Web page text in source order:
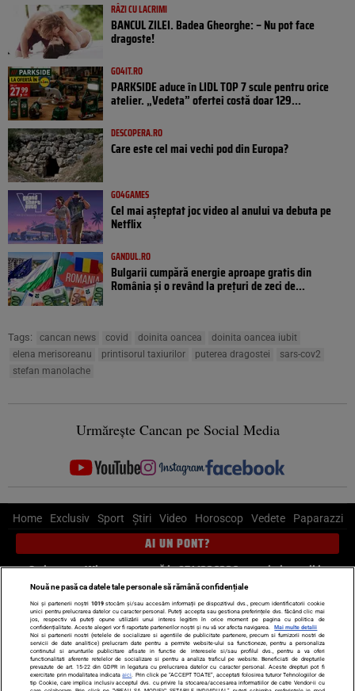
RÂZI CU LACRIMI
BANCUL ZILEI. Badea Gheorghe: – Nu pot face
dragoste!
GO4IT.RO
PARKSIDE aduce în LIDL TOP 7 scule pentru orice
atelier. „Vedeta” ofertei costă doar 129...
DESCOPERA.RO
Care este cel mai vechi pod din Europa?
GO4GAMES
Cel mai așteptat joc video al anului va debuta pe
Netflix
GANDUL.RO
Bulgarii cumpără energie aproape gratis din
România și o revând la prețuri de zeci de...
Tags: cancan news covid doinita oancea
doinita oancea iubit
elena merisoreanu
printisorul taxiurilor puterea dragostei
sars-cov2
stefan manolache
Urmărește Cancan pe Social Media
Home Exclusiv Sport Știri Video Horoscop Vedete Paparazzi
AI UN PONT?
Scrie-ne pe Whatsapp, sună la 0741226226 sau trimite mail la
pont@cancan.ro
Știri interne Știri externe
Politică
Ultimele stiri
Diete Insula Iubirii Dictionar de vise
LIFE STYLE
Horoscop
Nouă ne pasă ca datele tale personale să rămână confidențiale
Noi și partenerii noștri 1019stocăm și/sau accesăm informații pe dispozitivul dvs., precum identificatorii cookie
unici pentru prelucrarea datelor cu caracter personal. Puteți accepta sau gestiona preferințele dvs. făcând clic mai
jos, respectiv vă puteți opune utilizării unui interes legitim în orice moment pe pagina cu politica de
confidențialitate. Aceste alegeri vor fi raportate partenerilor noștri și nu vă vor afecta navigarea.
Mai multe detalii
Noi si partenerii nostri (retelele de socializare si agentiile de publicitate partenere, precum si furnizorii nostri de
servicii de date analitice) prelucram date pentru a permite website-ului sa functioneze, pentru a personaliza
continutul si anunturile publicitare afisate in functie de interesele si/sau profilul dvs., pentru a va oferi
functionalitati aferente retelelor de socializare si pentru a analiza traficul pe website. Beneficiati de drepturile
prevazute de art. 15-22 din GDPR in legatura cu prelucrarea datelor cu caracter personal. Aceste drepturi pot fi
exercitate prin modalitatea indicataaici . Prin click pe “ACCEPT TOATE”, acceptati folosirea tuturor Tehnologiilor de
tip Cookie, care implica inclusiv acceptul dvs. cu privire la stocarea/accesarea informatiilor de catre Vendor-ii cu